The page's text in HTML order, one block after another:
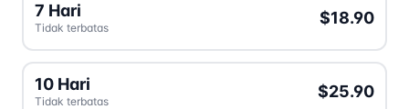
7 Hari
Tidak terbatas
$18.90
10 Hari
Tidak terbatas
$25.90